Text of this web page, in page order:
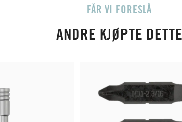
FÅR VI FORESLÅ
ANDRE KJØPTE DETTE